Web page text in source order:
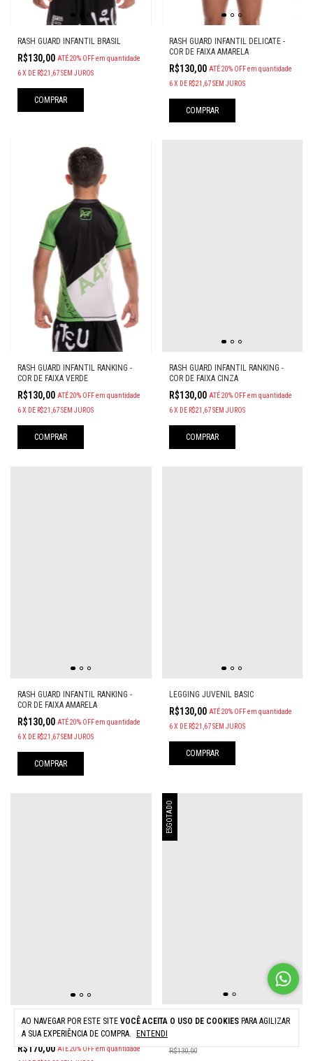
AO NAVEGAR POR ESTE SITE VOCÊ ACEITA O USO DE COOKIES PARA AGILIZAR
A SUA EXPERIÊNCIA DE COMPRA.
ENTENDI
RASH GUARD INFANTIL BRASIL
R$130,00 ATÉ 20% OFFem quantidade
6X DE R$21,67SEM JUROS
COMPRAR
RASH GUARD INFANTIL DELICATE -
COR DE FAIXA AMARELA
R$130,00 ATÉ 20% OFF em quantidade
6 X DE R$21,67 SEM JUROS
COMPRAR
RASH GUARD INFANTIL RANKING -
COR DE FAIXA VERDE
R$130,00 ATÉ 20% OFFem quantidade
6X DE R$21,67SEM JUROS
COMPRAR
RASH GUARD INFANTIL RANKING -
COR DE FAIXA CINZA
R$130,00 ATÉ 20% OFF em quantidade
6 X DE R$21,67 SEM JUROS
COMPRAR
RASH GUARD INFANTIL RANKING -
COR DE FAIXA AMARELA
R$130,00 ATÉ 20% OFFem quantidade
6X DE R$21,67SEM JUROS
COMPRAR
LEGGING JUVENIL BASIC
R$130,00 ATÉ 20% OFF em quantidade
6 X DE R$21,67 SEM JUROS
COMPRAR
CONJUNTO JUVENIL - TOP E
SHORTS ELÁSTICO
R$170,00ATÉ 20% OFFem quantidade
ESGOTADO
RASH GUARD INFANTIL - FIRE
R$130,00